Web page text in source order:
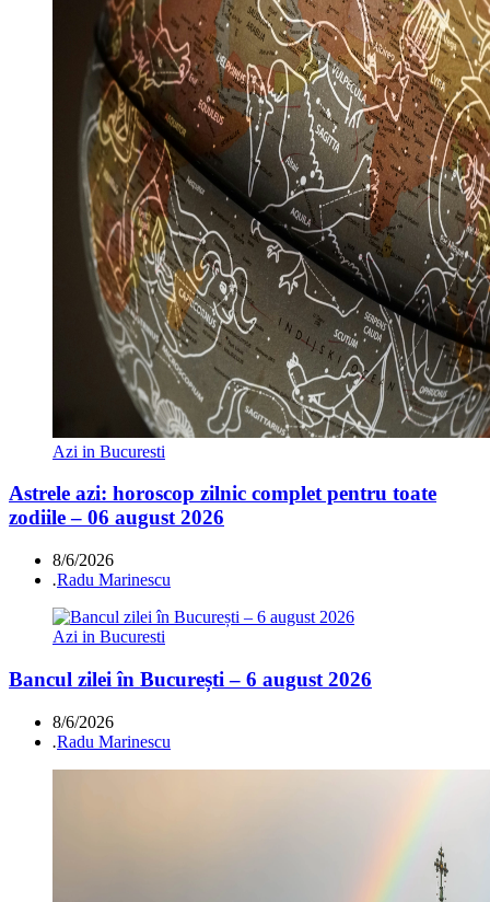
Azi in Bucuresti
Astrele azi: horoscop zilnic complet pentru toate
zodiile – 06 august 2026
8/6/2026
.Radu Marinescu
Azi in Bucuresti
Bancul zilei în București – 6 august 2026
8/6/2026
.Radu Marinescu